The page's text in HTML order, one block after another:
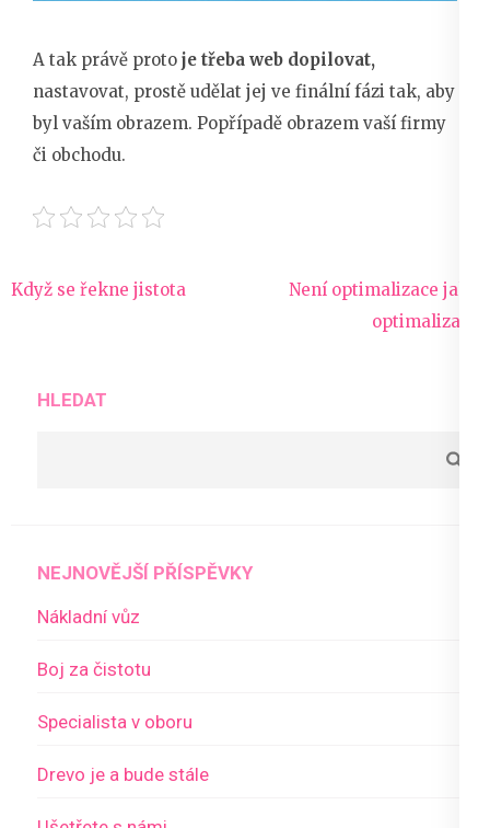
A tak právě proto je třeba web dopilovat,
nastavovat, prostě udělat jej ve finální fázi tak, aby
byl vaším obrazem. Popřípadě obrazem vaší firmy
či obchodu.
Navigace
Když se řekne jistota
Není optimalizace jako
optimalizace
HLEDAT
NEJNOVĚJŠÍ PŘÍSPĚVKY
Nákladní vůz
Boj za čistotu
Specialista v oboru
Drevo je a bude stále